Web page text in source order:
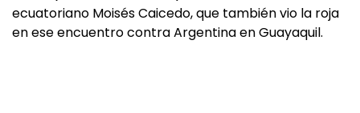
ecuatoriano Moisés Caicedo, que también vio la roja
en ese encuentro contra Argentina en Guayaquil.